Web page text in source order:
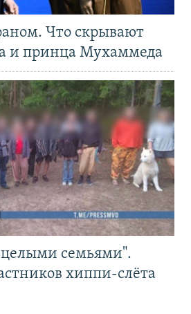
Что скрывают
и принца Мухаммеда
семьями".
хиппи-слёта